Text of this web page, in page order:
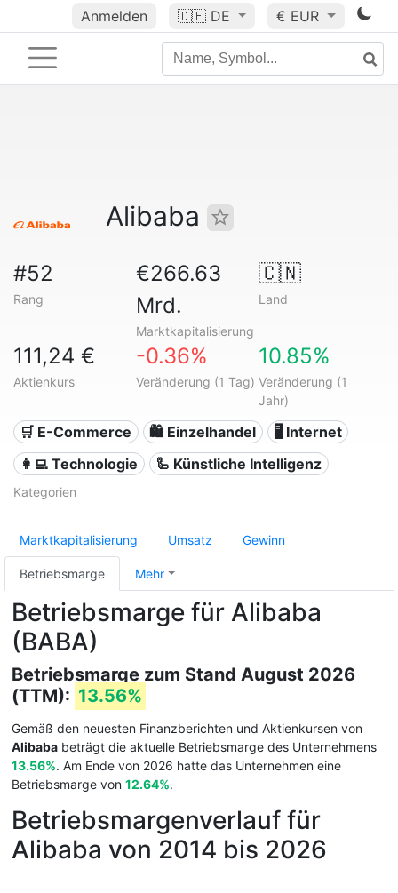
Anmelden 🇩🇪 DE € EUR
Alibaba
#52
Rang
€266.63
Mrd.
Marktkapitalisierung
🇨🇳
Land
111,24 €
Aktienkurs
-0.36%
Veränderung (1 Tag)
10.85%
Veränderung (1
Jahr)
🛒 E-Commerce 🛍️ Einzelhandel
🖥️ Internet
👩‍💻 Technologie
🦾 Künstliche Intelligenz
Kategorien
Marktkapitalisierung Umsatz Gewinn
Betriebsmarge Mehr
Betriebsmarge für Alibaba
(BABA)
Betriebsmarge zum Stand August 2026
(TTM): 13.56%
Gemäß den neuesten Finanzberichten und Aktienkursen von
Alibaba beträgt die aktuelle Betriebsmarge des Unternehmens
13.56%. Am Ende von 2026 hatte das Unternehmen eine
Betriebsmarge von 12.64%.
Betriebsmargenverlauf für
Alibaba von 2014 bis 2026